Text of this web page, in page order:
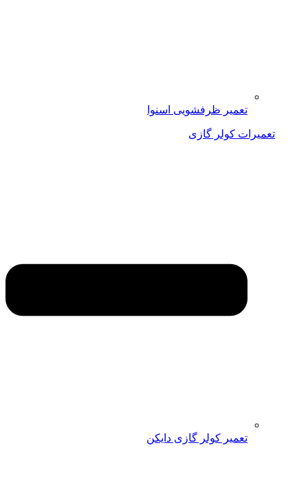
تعمیر ظرفشویی اسنوا
تعمیرات کولر گازی
تعمیر کولر گازی دایکن